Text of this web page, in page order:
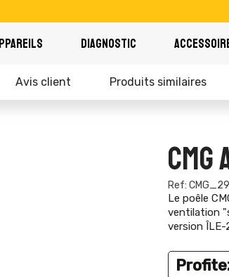
DIAGNOSTIC
Avis client Produits similaires
CMG
Ref: CMG_29
Le poêle
ventilation
version ÎLE-